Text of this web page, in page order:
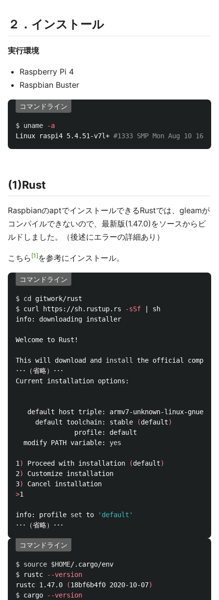
２．インストール
実行環境
Raspberry Pi 4
Raspbian Buster
コマンドライン
$ uname
-a
Linux raspi4 5.4.51-v7l+ #1333 SMP Mon Aug 10
(1)Rust
RaspbianのaptでインストールできるRustでは、gleamが
コンパイルできないので、最新版(1.47.0)をソースからビ
ルドしました。（後述にエラーの詳細あり）
こちら 1 を参考にインストール。
コマンドライン
$ cd
$ curl https://sh.rustup.rs -sSf | sh
info: downloading installer
Welcome to Rust!
This will download and install the official
･･･（省略）･･･
Current installation options:
default host triple: armv7-unknown-linux-
     default toolchain: stable
(default)
               profile: default
  modify PATH variable:
yes
1) Proceed with installation (default)
2)
Customize installation
3)
>1
info: profile set to
'default'
コマンドライン
$ source $HOME
$
rustc
--version
rustc 1.47.0
(18bf6b4f0 2020-10-07)
$ cargo
--version